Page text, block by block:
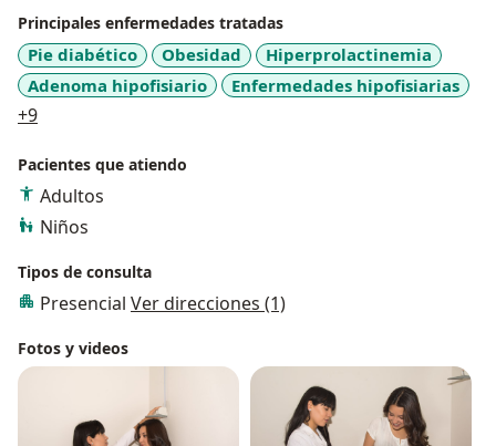
Principales enfermedades tratadas
Pie diabético Obesidad
Hiperprolactinemia
Adenoma hipofisiario
Enfermedades hipofisiarias
+9a11y_sr_more_diseases
Pacientes que atiendo
Adultos
Niños
Tipos de consulta
Presencial Ver direcciones (1)
Fotos y videos